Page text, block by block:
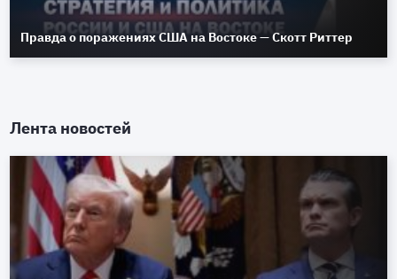
Правда о поражениях США на Востоке — Скотт Риттер
Лента новостей